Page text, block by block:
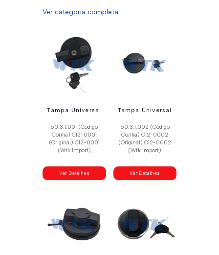
Ver categoria completa
Tampa Universal
60.3.1.001 (Código
Confia) C12-0001
(Original) C12-0001
(Wtk Import)
Ver Detalhes
Tampa Universal
60.3.1.002 (Código
Confia) C12-0002
(Original) C12-0002
(Wtk Import)
Ver Detalhes